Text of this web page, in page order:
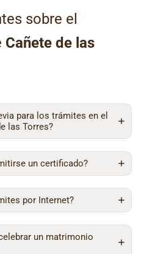
sobre el
Cañete de las
para los trámites en el
las Torres?
un certificado?
por Internet?
un matrimonio